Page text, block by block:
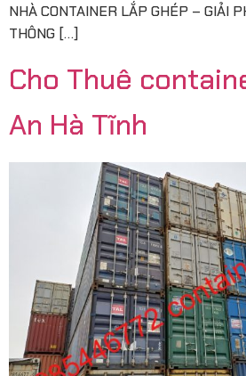
NHÀ CONTAINER LẮP GHÉP – GIẢI
THÔNG […]
Cho Thuê
An Hà Tĩnh